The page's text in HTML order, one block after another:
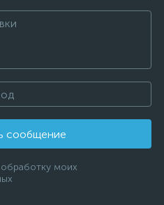
сообщение
моих